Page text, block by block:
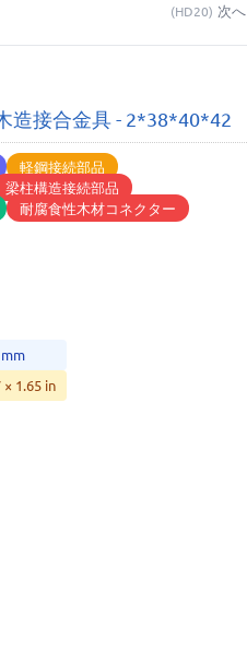
(HD20) 次へ
造接合金具 - 2*38*40*42
軽鋼接続部品
梁柱構造接続部品
耐腐食性木材コネクター
× 1.65 in